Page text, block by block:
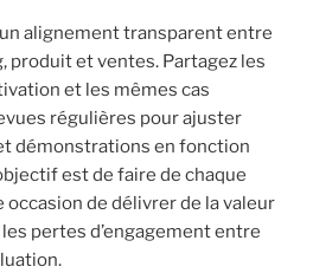
alignement transparent entre
produit et ventes. Partagez les
et les mêmes cas
régulières pour ajuster
démonstrations en fonction
est de faire de chaque
occasion de délivrer de la valeur
pertes d’engagement entre